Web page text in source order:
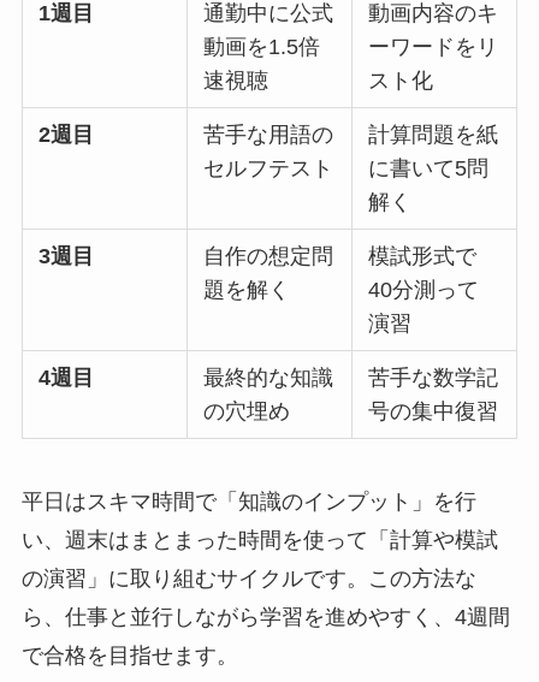
1週目
通勤中に公式
動画を1.5倍
速視聴
動画内容のキ
ーワードをリ
スト化
2週目
苦手な用語の
セルフテスト
計算問題を紙
に書いて5問
解く
3週目
自作の想定問
題を解く
模試形式で
40分測って
演習
4週目
最終的な知識
の穴埋め
苦手な数学記
号の集中復習
平日はスキマ時間で「知識のインプット」を行
い、週末はまとまった時間を使って「計算や模試
の演習」に取り組むサイクルです。この方法な
ら、仕事と並行しながら学習を進めやすく、4週間
で合格を目指せます。